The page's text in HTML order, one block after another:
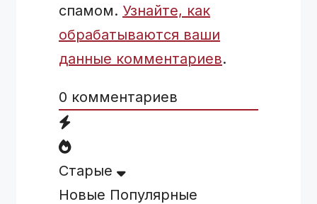
спамом. Узнайте, как
обрабатываются ваши
данные комментариев.
0 комментариев
Старые
Новые Популярные